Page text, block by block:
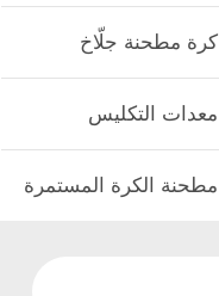
كرة مطحنة جلّاخ
معدات التكليس
مطحنة الكرة المستمرة